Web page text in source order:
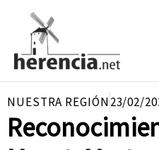
contenido
NUESTRA REGIÓN23/02/